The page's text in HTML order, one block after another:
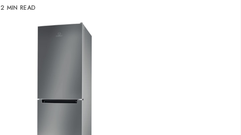
2 MIN READ